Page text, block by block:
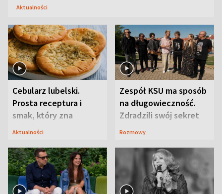
Aktualności
Cebularz lubelski.
Prosta receptura i
smak, który zna
Lubelszczyzna
Aktualności
Zespół KSU ma sposób
na długowieczność.
Zdradzili swój sekret
Rozmowy